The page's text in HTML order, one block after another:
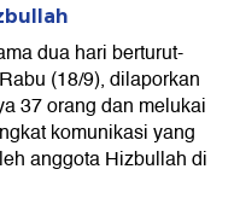
dua hari berturut-
(18/9), dilaporkan
37 orang dan melukai
komunikasi yang
anggota Hizbullah di